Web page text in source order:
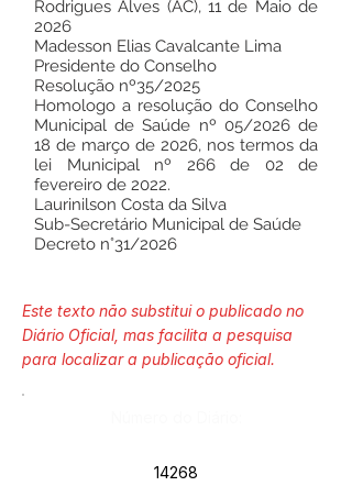
Rodrigues Alves (AC), 11 de Maio de
2026
Madesson Elias Cavalcante Lima
Presidente do Conselho
Resolução nº35/2025
Homologo a resolução do Conselho
Municipal de Saúde nº 05/2026 de
18 de março de 2026, nos termos da
lei Municipal nº 266 de 02 de
fevereiro de 2022.
Laurinilson Costa da Silva
Sub-Secretário Municipal de Saúde
Decreto n°31/2026
Este texto não substitui o publicado no
Diário Oficial, mas facilita a pesquisa
para localizar a publicação oficial.
14268